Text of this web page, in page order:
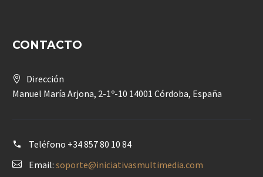
CONTACTO
Dirección
Manuel María Arjona, 2-1º-10 14001 Córdoba, España
Teléfono +34 857 80 10 84
Email: soporte@iniciativasmultimedia.com